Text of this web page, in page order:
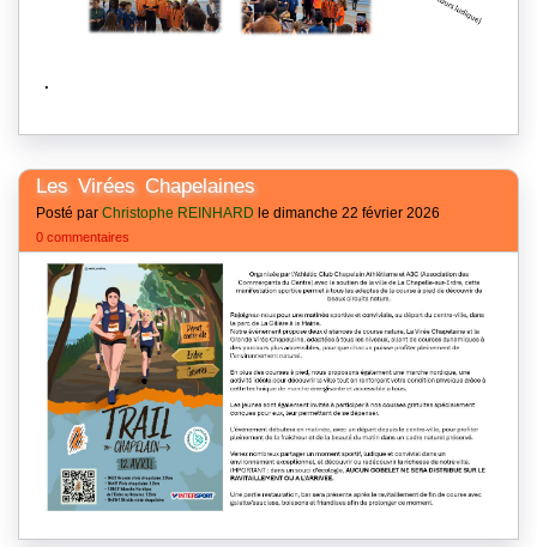
.
Les Virées Chapelaines
Posté par Christophe REINHARD le dimanche 22 février 2026
0 commentaires